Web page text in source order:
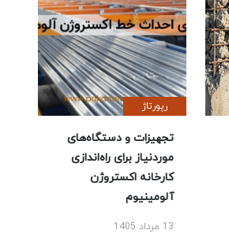
رپورتاژ
تجهیزات و دستگاه‌های
موردنیاز برای راه‌اندازی
کارخانه اکستروژن
آلومینیوم
13 مرداد 1405